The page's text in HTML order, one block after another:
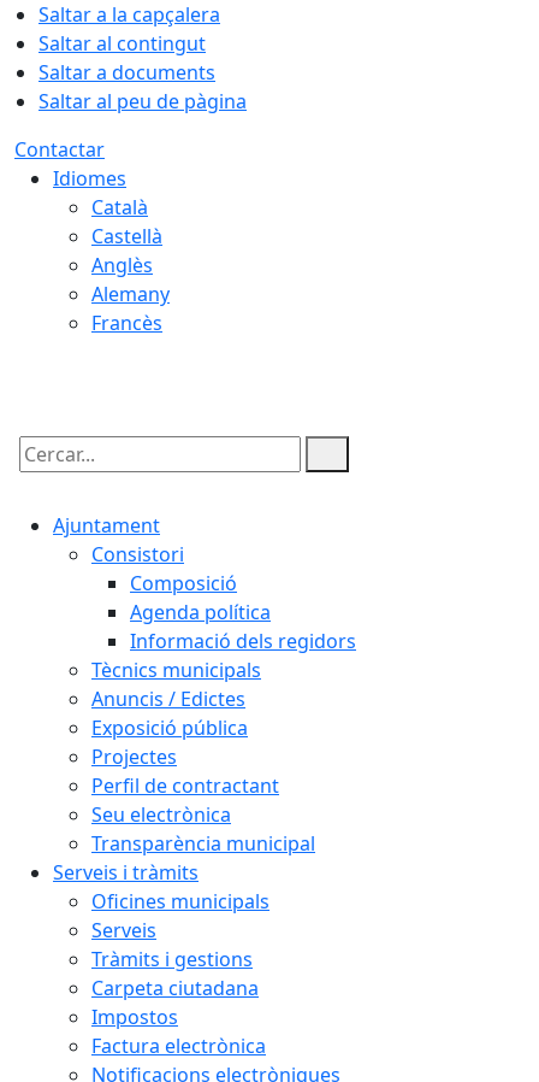
Saltar a la capçalera
Saltar al contingut
Saltar a documents
Saltar al peu de pàgina
Contactar
Idiomes
Català
Castellà
Anglès
Alemany
Francès
Cercar:
Ajuntament
Consistori
Composició
Agenda política
Informació dels regidors
Tècnics municipals
Anuncis / Edictes
Exposició pública
Projectes
Perfil de contractant
Seu electrònica
Transparència municipal
Serveis i tràmits
Oficines municipals
Serveis
Tràmits i gestions
Carpeta ciutadana
Impostos
Factura electrònica
Notificacions electròniques